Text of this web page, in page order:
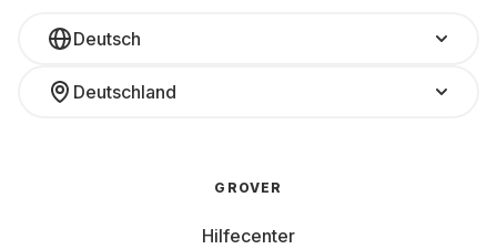
Deutsch
Deutschland
GROVER
Hilfecenter